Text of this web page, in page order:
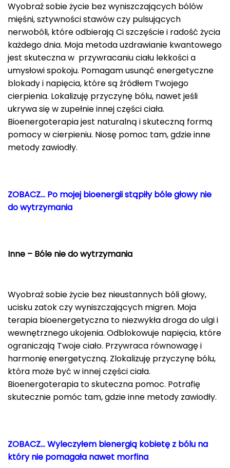
Wyobraź sobie życie bez wyniszczających bólów
mięśni, sztywności stawów czy pulsujących
nerwobóli, które odbierają Ci szczęście i radość życia
każdego dnia. Moja metoda uzdrawianie kwantowego
jest skuteczna w przywracaniu ciału lekkości a
umysłowi spokoju. Pomagam usunąć energetyczne
blokady i napięcia, które są źródłem Twojego
cierpienia. Lokalizuję przyczynę bólu, nawet jeśli
ukrywa się w zupełnie innej części ciała.
Bioenergoterapia jest naturalną i skuteczną formą
pomocy w cierpieniu. Niosę pomoc tam, gdzie inne
metody zawiodły.
ZOBACZ… Po mojej bioenergii stąpiły bóle głowy nie
do wytrzymania
Inne – Bóle nie do wytrzymania
Wyobraź sobie życie bez nieustannych bóli głowy,
ucisku zatok czy wyniszczających migren. Moja
terapia bioenergetyczna to niezwykła droga do ulgi i
wewnętrznego ukojenia. Odblokowuje napięcia, które
ograniczają Twoje ciało. Przywraca równowagę i
harmonię energetyczną. Zlokalizuję przyczynę bólu,
która może być w innej części ciała.
Bioenergoterapia to skuteczna pomoc. Potrafię
skutecznie pomóc tam, gdzie inne metody zawiodły.
ZOBACZ… Wyleczyłem bienergią kobietę z bólu na
który nie pomagała nawet morfina